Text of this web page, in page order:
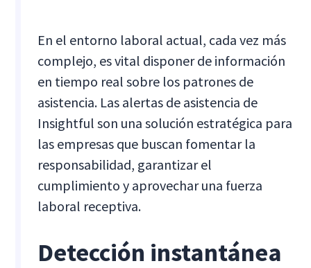
En el entorno laboral actual, cada vez más
complejo, es vital disponer de información
en tiempo real sobre los patrones de
asistencia. Las alertas de asistencia de
Insightful son una solución estratégica para
las empresas que buscan fomentar la
responsabilidad, garantizar el
cumplimiento y aprovechar una fuerza
laboral receptiva.
Detección instantánea